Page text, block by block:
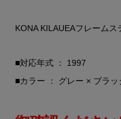
KONA KILAUEAフレームス
■対応年式 ： 1997
■カラー ： グレー × ブラ